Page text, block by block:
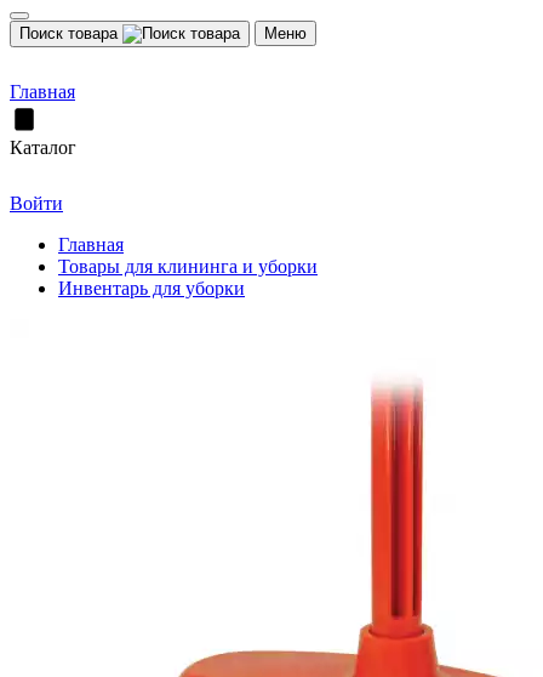
Поиск товара Меню
Главная
Каталог
Войти
Главная
Товары для клининга и уборки
Инвентарь для уборки